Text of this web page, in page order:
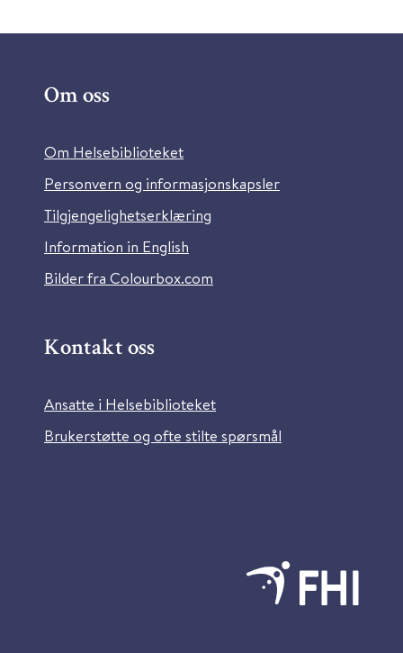
Om oss
Om Helsebiblioteket
Personvern og informasjonskapsler
Tilgjengelighetserklæring
Information in English
Bilder fra Colourbox.com
Kontakt oss
Ansatte i Helsebiblioteket
Brukerstøtte og ofte stilte spørsmål